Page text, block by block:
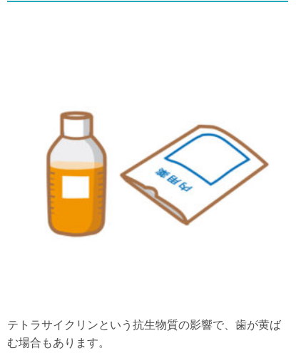
テトラサイクリンという抗生物質の影響で、歯が黄ば
む場合もあります。